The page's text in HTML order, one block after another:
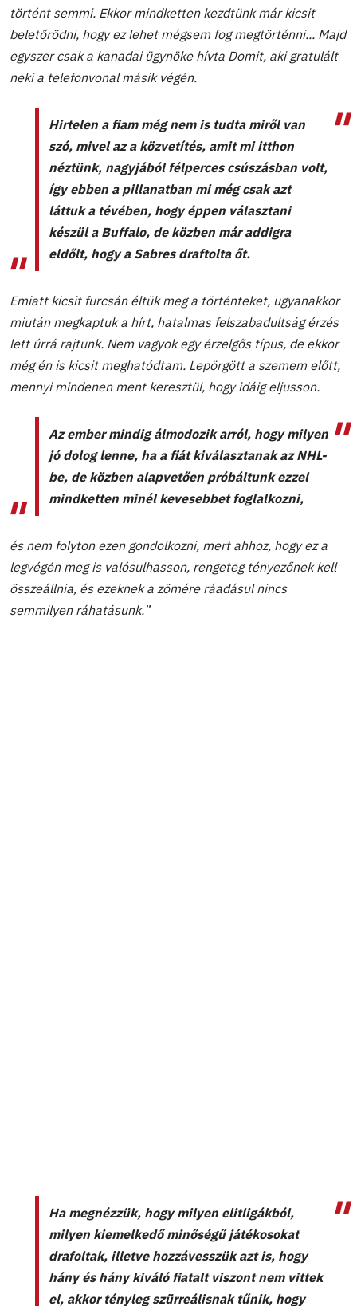
történt semmi. Ekkor mindketten kezdtünk már kicsit
beletőrödni, hogy ez lehet mégsem fog megtörténni... Majd
egyszer csak a kanadai ügynöke hívta Domit, aki gratulált
neki a telefonvonal másik végén.
Hirtelen a fiam még nem is tudta miről van
szó, mivel az a közvetítés, amit mi itthon
néztünk, nagyjából félperces csúszásban volt,
így ebben a pillanatban mi még csak azt
láttuk a tévében, hogy éppen választani
készül a Buffalo, de közben már addigra
eldőlt, hogy a Sabres draftolta őt.
Emiatt kicsit furcsán éltük meg a történteket, ugyanakkor
miután megkaptuk a hírt, hatalmas felszabadultság érzés
lett úrrá rajtunk. Nem vagyok egy érzelgős típus, de ekkor
még én is kicsit meghatódtam. Lepörgött a szemem előtt,
mennyi mindenen ment keresztül, hogy idáig eljusson.
Az ember mindig álmodozik arról, hogy milyen
jó dolog lenne, ha a fiát kiválasztanak az NHL-
be, de közben alapvetően próbáltunk ezzel
mindketten minél kevesebbet foglalkozni,
és nem folyton ezen gondolkozni, mert ahhoz, hogy ez a
legvégén meg is valósulhasson, rengeteg tényezőnek kell
összeállnia, és ezeknek a zömére ráadásul nincs
semmilyen ráhatásunk.”
Ha megnézzük, hogy milyen elitligákból,
milyen kiemelkedő minőségű játékosokat
drafoltak, illetve hozzávesszük azt is, hogy
hány és hány kiváló fiatalt viszont nem vittek
el, akkor tényleg szürreálisnak tűnik, hogy